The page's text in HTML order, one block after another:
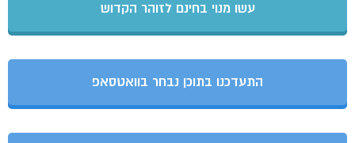
עשו מנוי בחינם לזוהר הקדוש
התעדכנו בתוכן נבחר בוואטסאפ